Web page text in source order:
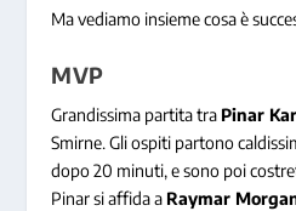
Ma vediamo insieme cosa è
MVP
Grandissima partita tra Pinar
Smirne. Gli ospiti partono
dopo 20 minuti, e sono poi
Pinar si affida a Raymar